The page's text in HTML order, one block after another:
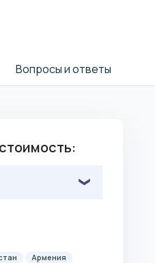
Вопросы и ответы
Армения